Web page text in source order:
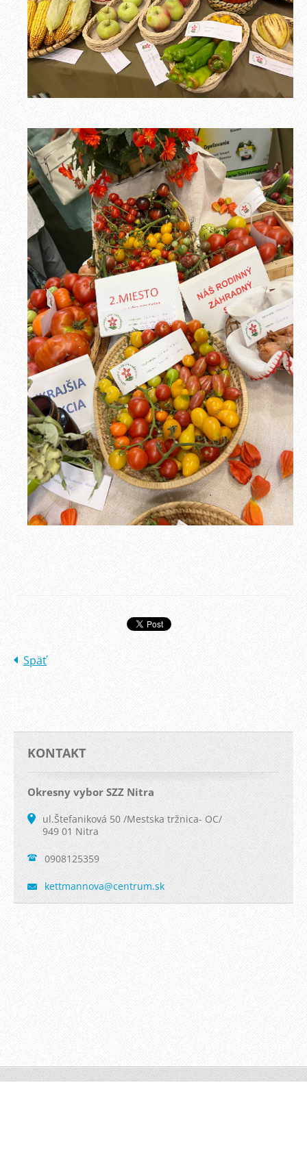
Späť
KONTAKT
Okresny vybor SZZ Nitra
ul.Štefaniková 50 /Mestska tržnica- OC/
949 01 Nitra
0908125359
kettmannova@centrum.sk